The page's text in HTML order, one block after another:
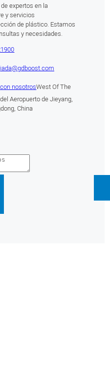
expertos en la
y servicios
de plástico. Estamos
y necesidades.
nosotrosWest Of The
Aeropuerto de Jieyang,
China